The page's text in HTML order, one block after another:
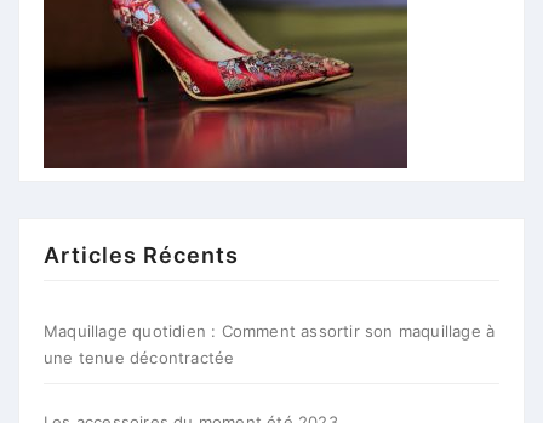
Articles Récents
Maquillage quotidien : Comment assortir son maquillage à
une tenue décontractée